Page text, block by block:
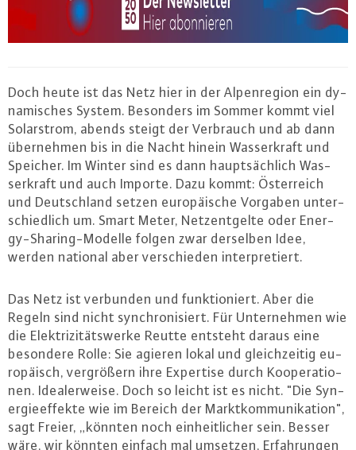
Doch heute ist das Netz hier in der Al­pen­re­gi­on ein dy­
na­mi­sches System. Besonders im Sommer kommt viel
So­lar­strom, abends steigt der Verbrauch und ab dann
über­neh­men bis in die Nacht hinein Was­ser­kraft und
Speicher. Im Winter sind es dann haupt­säch­lich Was­
ser­kraft und auch Importe. Dazu kommt: Ös­ter­reich
und Deutsch­land setzen eu­ro­päi­sche Vorgaben un­ter­
schied­lich um. Smart Meter, Netz­ent­gel­te oder En­er­
gy-Sharing-Mo­del­le folgen zwar derselben Idee,
werden national aber ver­schie­den in­ter­pre­tiert.
Das Netz ist verbunden und funk­tio­niert. Aber die
Regeln sind nicht syn­chro­ni­siert. Für Un­ter­neh­men wie
die Elek­tri­zi­täts­wer­ke Reutte entsteht daraus eine
besondere Rolle: Sie agieren lokal und gleich­zei­tig eu­
ro­pä­isch, ver­grö­ßern ihre Expertise durch Ko­ope­ra­tio­
nen. Idea­ler­wei­se. Doch so leicht ist es nicht. "Die Syn­
er­gie­ef­fek­te wie im Bereich der Markt­kom­mu­ni­ka­ti­on",
sagt Freier, „könnten noch ein­heit­li­cher sein. Besser
wäre, wir könnten einfach mal umsetzen, Er­fah­run­gen